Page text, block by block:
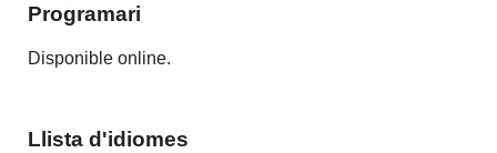
Programari
Disponible online.
Llista d'idiomes